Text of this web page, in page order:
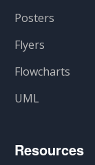
Posters
Flyers
Flowcharts
UML
Resources